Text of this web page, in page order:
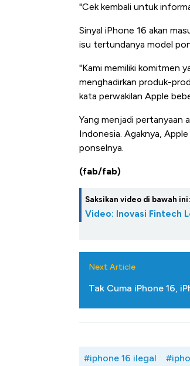
"Cek kembali untuk
Sinyal iPhone 16 akan
isu tertundanya model
"Kami memiliki komitmen
menghadirkan produk-
kata perwakilan Apple
Yang menjadi pertanyaan
Indonesia. Agaknya,
ponselnya.
(fab/fab)
Saksikan video di bawah ini:
Video: Inovasi Fintech
Next Article
Tak Cuma iPhone 16,
#iphone 16 ilegal